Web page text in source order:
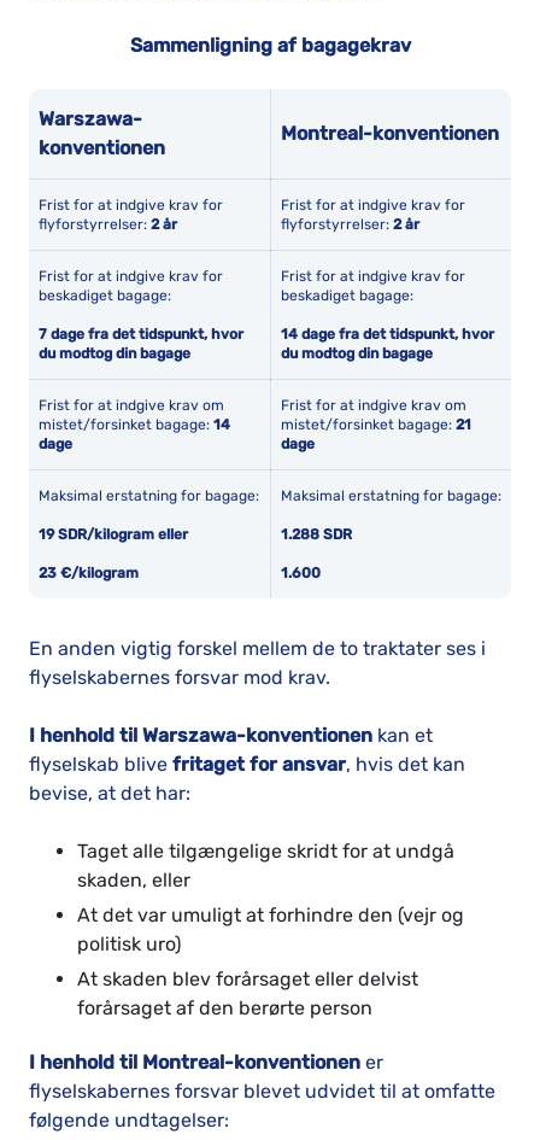
Sammenligning af bagagekrav
Warszawa-
konventionen
Montreal-konventionen
Frist for at indgive krav for
flyforstyrrelser: 2 år
Frist for at indgive krav for
flyforstyrrelser: 2 år
Frist for at indgive krav for
beskadiget bagage:
7 dage fra det tidspunkt, hvor
du modtog din bagage
Frist for at indgive krav for
beskadiget bagage:
14 dage fra det tidspunkt, hvor
du modtog din bagage
Frist for at indgive krav om
mistet/forsinket bagage: 14
dage
Frist for at indgive krav om
mistet/forsinket bagage: 21
dage
Maksimal erstatning for bagage:
19 SDR/kilogram eller
23 €/kilogram
Maksimal erstatning for bagage:
1.288 SDR
1.600
En anden vigtig forskel mellem de to traktater ses i
flyselskabernes forsvar mod krav.
I henhold til Warszawa-konventionen kan et
flyselskab blive fritaget for ansvar, hvis det kan
bevise, at det har:
Taget alle tilgængelige skridt for at undgå
skaden, eller
At det var umuligt at forhindre den (vejr og
politisk uro)
At skaden blev forårsaget eller delvist
forårsaget af den berørte person
I henhold til Montreal-konventionen er
flyselskabernes forsvar blevet udvidet til at omfatte
følgende undtagelser: